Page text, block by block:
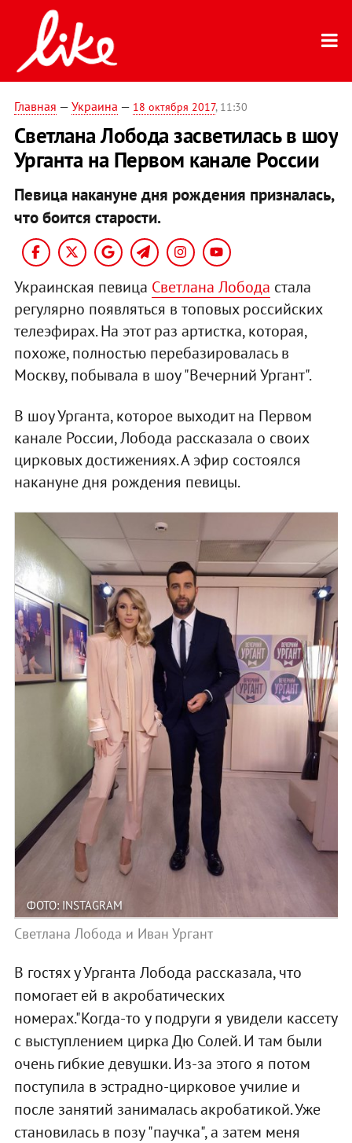
Главная — Украина — 18 октября 2017, 11:30
Светлана Лобода засветилась в шоу
Урганта на Первом канале России
Певица накануне дня рождения призналась,
что боится старости.
Украинская певица Светлана Лобода стала
регулярно появляться в топовых российских
телеэфирах. На этот раз артистка, которая,
похоже, полностью перебазировалась в
Москву, побывала в шоу "Вечерний Ургант".
В шоу Урганта, которое выходит на Первом
канале России, Лобода рассказала о своих
цирковых достижениях. А эфир состоялся
накануне дня рождения певицы.
ФОТО: INSTAGRAM
Светлана Лобода и Иван Ургант
В гостях у Урганта Лобода рассказала, что
помогает ей в акробатических
номерах."Когда-то у подруги я увидели кассету
с выступлением цирка Дю Солей. И там были
очень гибкие девушки. Из-за этого я потом
поступила в эстрадно-цирковое училие и
после занятий занималась акробатикой. Уже
становилась в позу "паучка", а затем меня